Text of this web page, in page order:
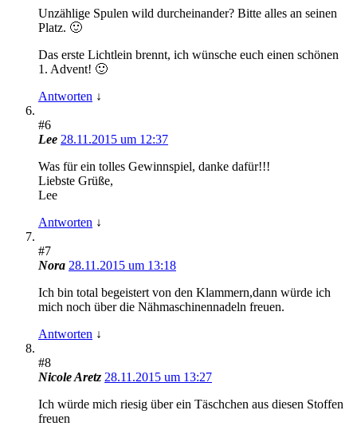
Unzählige Spulen wild durcheinander? Bitte alles an seinen
Platz. 🙂
Das erste Lichtlein brennt, ich wünsche euch einen schönen
1. Advent! 🙂
Antworten ↓
#6
Lee 28.11.2015 um 12:37
Was für ein tolles Gewinnspiel, danke dafür!!!
Liebste Grüße,
Lee
Antworten ↓
#7
Nora 28.11.2015 um 13:18
Ich bin total begeistert von den Klammern,dann würde ich
mich noch über die Nähmaschinennadeln freuen.
Antworten ↓
#8
Nicole Aretz 28.11.2015 um 13:27
Ich würde mich riesig über ein Täschchen aus diesen Stoffen
freuen